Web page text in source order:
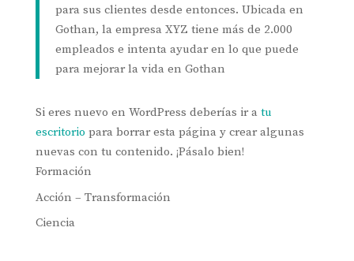
para sus clientes desde entonces. Ubicada en
Gothan, la empresa XYZ tiene más de 2.000
empleados e intenta ayudar en lo que puede
para mejorar la vida en Gothan
Si eres nuevo en WordPress deberías ir a tu
escritorio para borrar esta página y crear algunas
nuevas con tu contenido. ¡Pásalo bien!
Formación
Acción – Transformación
Ciencia